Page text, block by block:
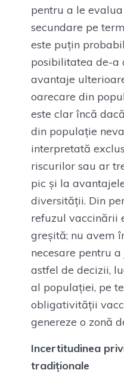
pentru a le
secundare pe
este puțin
posibilitatea de-a
avantaje
oarecare din
este clar încă
din populație
interpretată
riscurilor sau ar
pic și la
diversității. Din
refuzul vaccinării
greșită; nu avem
necesare pentru
astfel de decizii,
al populației, pe
obligativității
genereze o zonă
Incertitudinea
tradiționale